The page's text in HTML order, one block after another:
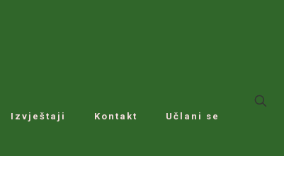
Izvještaji Kontakt Učlani se